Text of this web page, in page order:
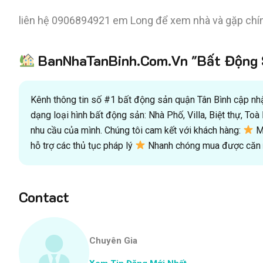
liên hệ 0906894921 em Long để xem nhà và gặp
BanNhaTanBinh.Com.Vn "Bất
Kênh thông tin số #1 bất động sản quận Tân Bình cập
dạng loại hình bất động sản: Nhà Phố, Villa, Biệt thự,
nhu cầu của mình. Chúng tôi cam kết với khách hàng:
hỗ trợ các thủ tục pháp lý
Nhanh chóng mua được căn
Contact
Chuyên Gia